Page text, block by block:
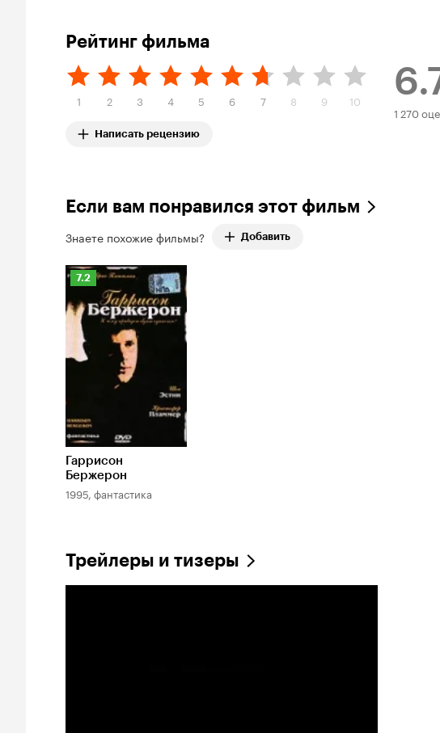
Рейтинг фильма
1 2 3 4 5 6 7 8 9 10
Написать рецензию
1 270
Если вам понравился этот фильм
Знаете похожие фильмы? Добавить
Рейтинг
Кинопоиска
7.2
7.2
Гаррисон
Бержерон
1995, фантастика
Трейлеры и тизеры